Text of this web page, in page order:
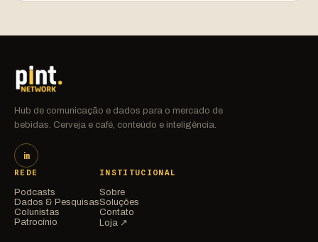
Hub de comunicação e dados para o mercado de
bebidas. Cerveja e café, conteúdo e inteligência.
in
REDE
Podcasts
Dados & Pesquisas
Colunistas
Patrocínio
INSTITUCIONAL
Sobre
Soluções
Contato
Loja ↗